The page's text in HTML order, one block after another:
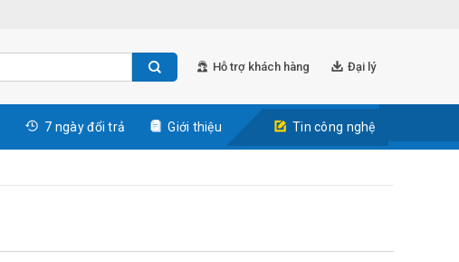
Hỗ trợ khách hàng Đại lý
7 ngày đổi trả Giới thiệu Tin công nghệ